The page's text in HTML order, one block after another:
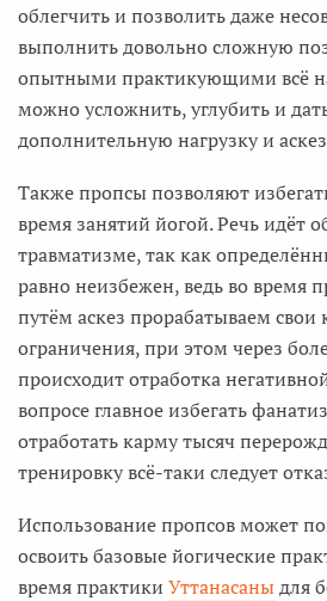
облегчить и позволить даже
выполнить довольно сложную
опытными практикующими всё
можно усложнить, углубить и
дополнительную нагрузку и
Также пропсы позволяют
время занятий йогой. Речь идёт
травматизме, так как
равно неизбежен, ведь во время
путём аскез прорабатываем свои
ограничения, при этом через
происходит отработка
вопросе главное избегать
отработать карму тысяч
тренировку всё-таки следует
Использование пропсов может
освоить базовые йогические
время практики Уттанасаныдля